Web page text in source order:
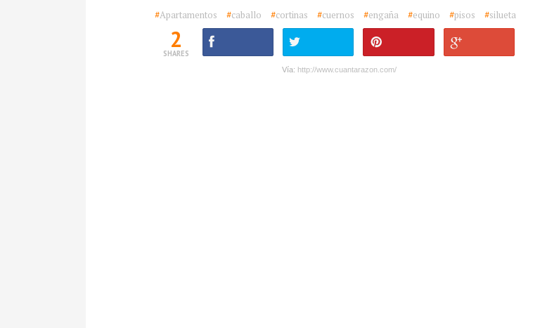
#Apartamentos #caballo #cortinas #cuernos #engaña #equino #pisos #silueta
2
SHARES
Vía: http://www.cuantarazon.com/